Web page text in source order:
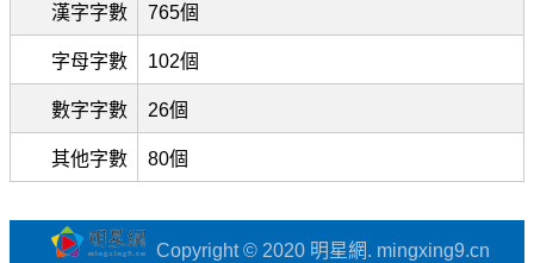
漢字字數 765個
字母字數 102個
數字字數 26個
其他字數 80個
Copyright © 2020 明星網. mingxing9.cn